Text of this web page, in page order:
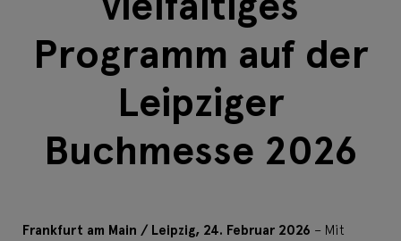
Programm auf der
Leipziger
Buchmesse 2026
Frankfurt am Main / Leipzig, 24. Februar 2026 – Mit